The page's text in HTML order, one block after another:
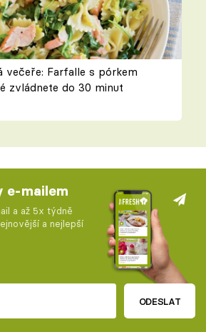
večeře: Farfalle s pórkem
zvládnete do 30 minut
e-mailem
a až 5x týdně
a nejlepší
ODESLAT